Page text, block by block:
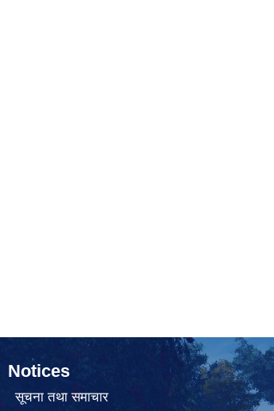
Notices
सूचना तथा समाचार